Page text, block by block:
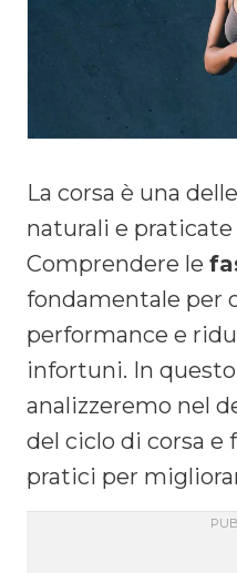
La corsa è una
naturali e praticate
Comprendere le
fondamentale per
performance e
infortuni. In
analizzeremo nel
del ciclo di corsa
pratici per